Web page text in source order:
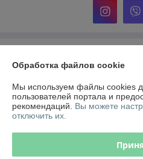
г. Минск ул.Селицкого 93-174
Регистрационный номер ЕГР:
Регистрационный орган: Инспекция
сборам РБ по Заводскому району
Обработка файлов cookie
Мы используем файлы cookies
пользователей портала и
рекомендаций. Вы можете
отключить их.